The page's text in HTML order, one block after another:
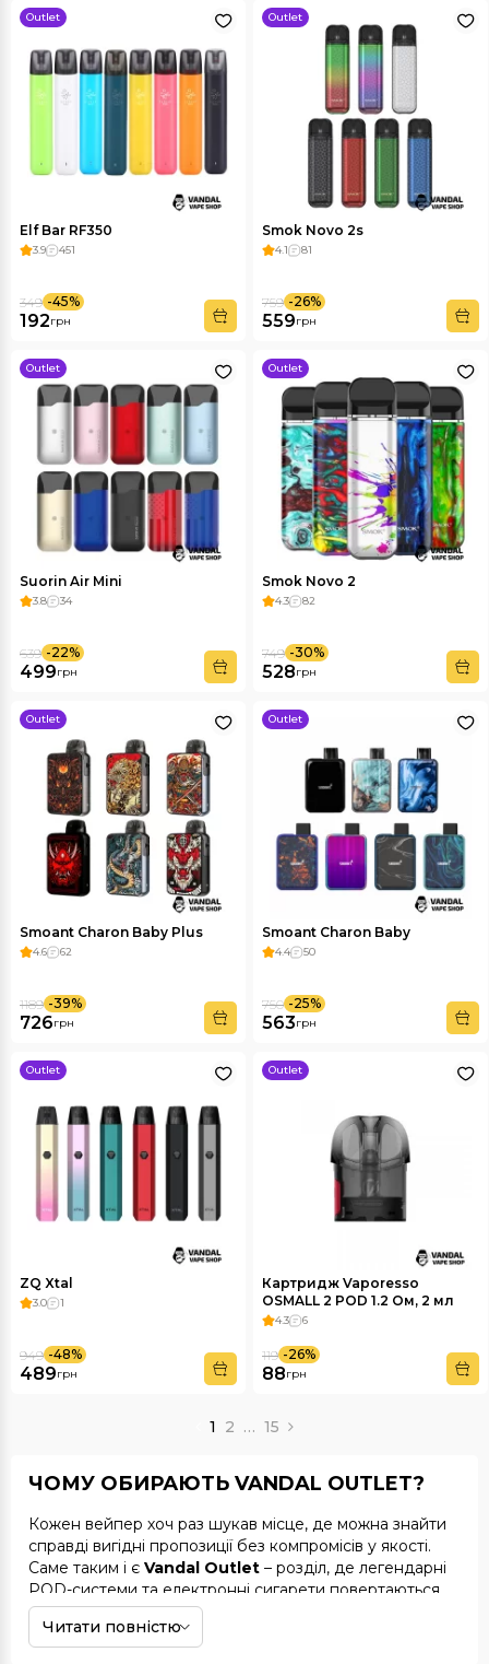
Outlet
Elf Bar RF350
3.9 451
192грн
349 -45%
Outlet
Smok Novo 2s
4.1 81
559грн
759 -26%
Outlet
Suorin Air Mini
3.8 34
499грн
639 -22%
Outlet
Smok Novo 2
4.3 82
528грн
749 -30%
Outlet
Smoant Charon Baby Plus
4.6 62
726грн
1189 -39%
Outlet
Smoant Charon Baby
4.4 50
563грн
750 -25%
Outlet
ZQ Xtal
3.0 1
489грн
949 -48%
Outlet
Картридж Vaporesso
OSMALL 2 POD 1.2 Ом, 2 мл
4.3 6
88грн
119 -26%
1 2 … 15
ЧОМУ ОБИРАЮТЬ VANDAL OUTLET?
Кожен вейпер хоч раз шукав місце, де можна знайти
справді вигідні пропозиції без компромісів у якості.
Саме таким і є Vandal Outlet – розділ, де легендарні
POD-системи та електронні сигарети повертаються
до життя з новою силою. Тут не потрібно
переплачувати, адже ціни знижені на десятки
Читати повністю